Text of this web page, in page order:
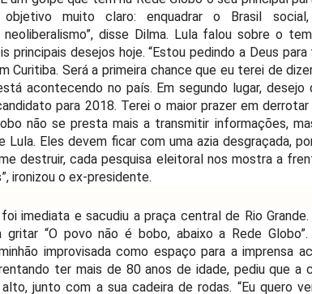
muito claro: enquadrar o Brasil
disse Dilma. Lula falou sobre o
principais desejos hoje. “Estou pedindo a Deus
Curitiba. Será a primeira chance que eu terei de
acontecendo no país. Em segundo lugar, desejo
para 2018. Terei o maior prazer em
não se presta mais a transmitir informações,
Lula. Eles devem ficar com uma azia desgraçada,
destruir, cada pesquisa eleitoral nos mostra a
ironizou o ex-presidente.
imediata e sacudiu a praça central de Rio
gritar “O povo não é bobo, abaixo a Rede
improvisada como espaço para a imprensa
ter mais de 80 anos de idade, pediu que a
junto com a sua cadeira de rodas. “Eu quero